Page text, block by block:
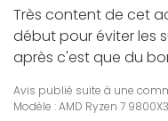
Très content de cet
début pour éviter les
après c'est que du
Avis publié suite à une
Modèle : AMD Ryzen 7